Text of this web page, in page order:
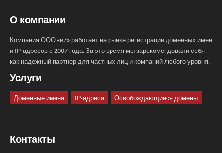
О компании
Компания ООО «и7» работает на рынке регистрации доменных имен
и IP-адресов с 2007 года. За это время мы зарекомендовали себя
как надежный партнер для частных лиц и компаний любого уровня.
Услуги
Доменные имена IP-адреса Освобождающиеся домены
Контакты